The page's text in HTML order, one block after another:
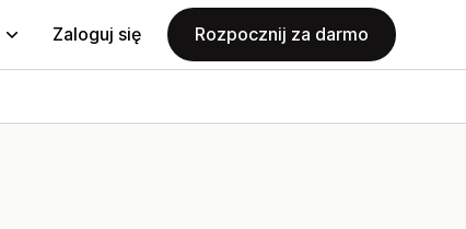
Zaloguj się Rozpocznij za darmo